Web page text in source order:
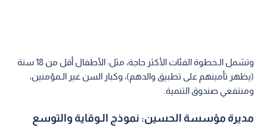
وتشمل الـخطوة الفئات الأكثر حاجة، مثل: الأطفال أقل من 18 سنة
(يظهر تأمينهم على تطبيق والدهم)، وكبار السن غير الـمؤمنين،
ومنتفعي صندوق التنمية.
مديرة مؤسسة الحسين: نموذج الـوقاية والتوسع